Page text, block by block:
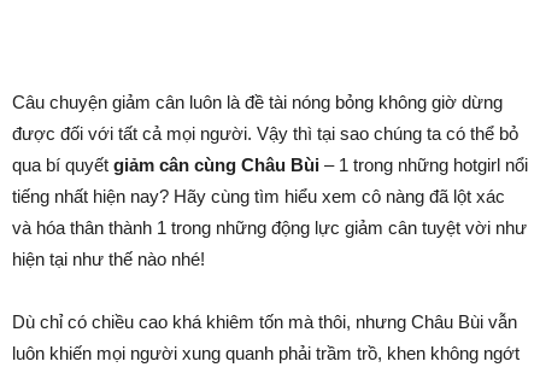
Câu chuyện giảm cân luôn là đề tài nóng bỏng không giờ dừng
được đối với tất cả mọi người. Vậy thì tại sao chúng ta có thể bỏ
qua bí quyết giảm cân cùng Châu Bùi – 1 trong những hotgirl nổi
tiếng nhất hiện nay? Hãy cùng tìm hiểu xem cô nàng đã lột xác
và hóa thân thành 1 trong những động lực giảm cân tuyệt vời như
hiện tại như thế nào nhé!
Dù chỉ có chiều cao khá khiêm tốn mà thôi, nhưng Châu Bùi vẫn
luôn khiến mọi người xung quanh phải trầm trồ, khen không ngớt